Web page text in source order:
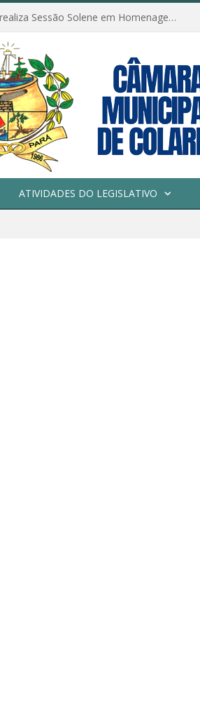
Câmara Municipal de Colares realiza Sessão Solene em Homenagem ao Dia das Mães
ATIVIDADES DO LEGISLATIVO